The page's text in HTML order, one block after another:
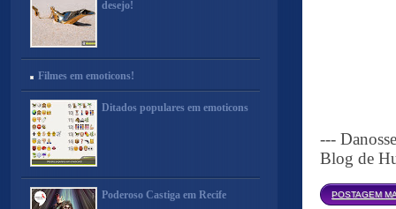
---
Blog de
POSTAGEM
desejo!
Filmes em emoticons!
Ditados populares em emoticons
Poderoso Castiga em Recife